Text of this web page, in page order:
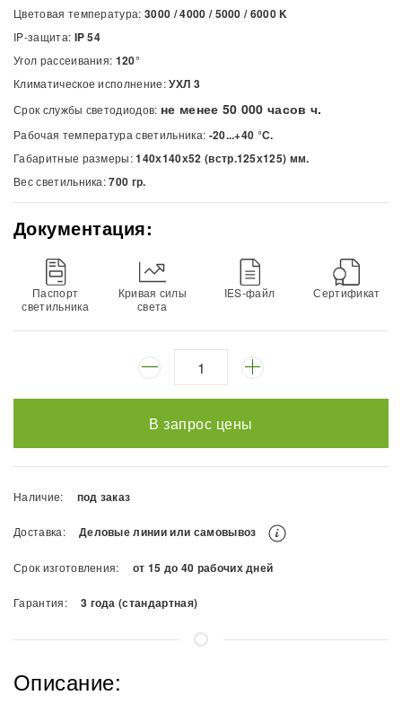
Цветовая температура:3000 / 4000 / 5000 / 6000K
IP-защита: IP 54
Угол рассеивания: 120°
Климатическое исполнение:УХЛ 3
Срок службы светодиодов: не менее 50 000 часов ч.
Рабочая температура светильника: -20...+40 °С.
Габаритные размеры:140х140х52 (встр.125х125) мм.
Вес светильника:700 гр.
Документация:
Паспорт
светильника
Кривая силы
света
IES-файл Сертификат
В запрос цены
Наличие: под заказ
Доставка: Деловые линии или самовывоз
Срок изготовления: от 15 до 40 рабочих дней
Гарантия: 3 года (стандартная)
Описание: